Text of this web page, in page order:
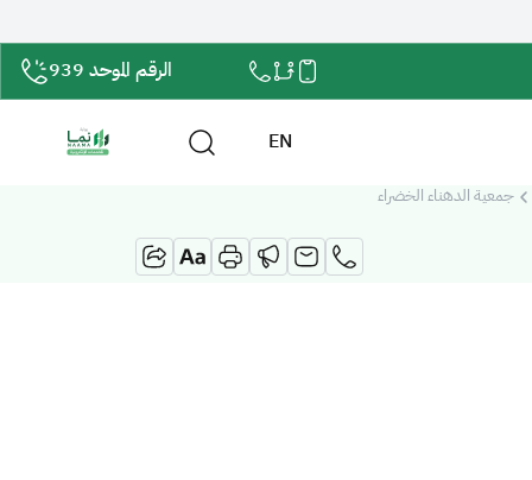
الرقم الموحد 939
EN
جمعية الدهناء الخضراء